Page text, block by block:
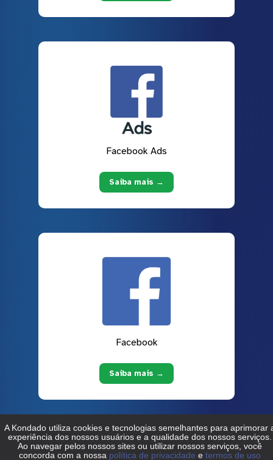
Facebook Ads
Saiba mais →
Facebook
Saiba mais →